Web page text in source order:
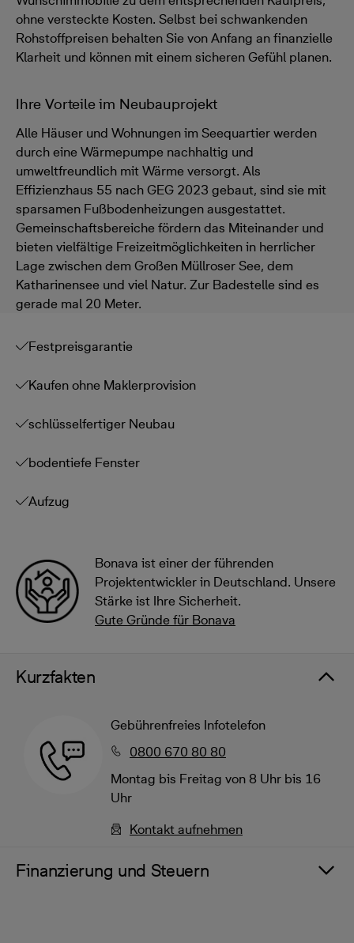
ohne versteckte Kosten. Selbst bei schwankenden
Rohstoffpreisen behalten Sie von Anfang an finanzielle
Klarheit und können mit einem sicheren Gefühl planen.
Ihre Vorteile im Neubauprojekt
Alle Häuser und Wohnungen im Seequartier werden
durch eine Wärmepumpe nachhaltig und
umweltfreundlich mit Wärme versorgt. Als
Effizienzhaus 55 nach GEG 2023 gebaut, sind sie mit
sparsamen Fußbodenheizungen ausgestattet.
Gemeinschaftsbereiche fördern das Miteinander und
bieten vielfältige Freizeitmöglichkeiten in herrlicher
Lage zwischen dem Großen Müllroser See, dem
Katharinensee und viel Natur. Zur Badestelle sind es
gerade mal 20 Meter.
Festpreisgarantie
Kaufen ohne Maklerprovision
schlüsselfertiger Neubau
bodentiefe Fenster
Aufzug
Bonava ist einer der führenden
Projektentwickler in Deutschland. Unsere
Stärke ist Ihre Sicherheit.
Gute Gründe für Bonava
Kurzfakten
Gebührenfreies Infotelefon
0800 670 80 80
Montag bis Freitag von 8 Uhr bis 16
Uhr
Kontakt aufnehmen
Finanzierung und Steuern